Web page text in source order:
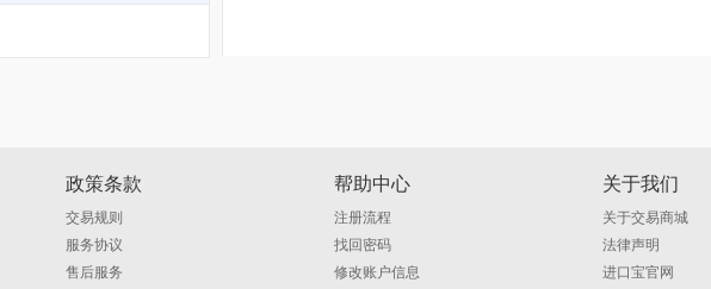
政策条款
交易规则
服务协议
售后服务
帮助中心
注册流程
找回密码
修改账户信息
关于我们
关于交易商城
法律声明
进口宝官网